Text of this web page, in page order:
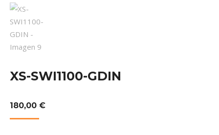
XS-SWI1100-GDIN
180,00 €